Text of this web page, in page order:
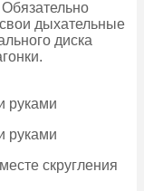
дыхательные
диска
скругления